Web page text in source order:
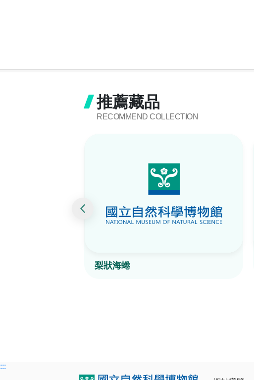
推薦藏品
RECOMMEND COLLECTION
梨狀海蜷
:::